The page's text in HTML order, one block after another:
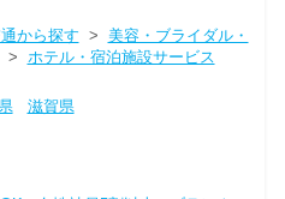
から探す > 美容・ブライダル・
ホテル・宿泊施設サービス
滋賀県